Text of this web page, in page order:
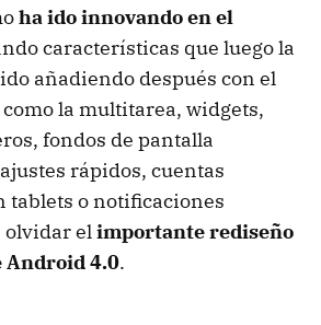
ha ido innovando en el
características que luego la
añadiendo después con el
la multitarea, widgets,
fondos de pantalla
rápidos, cuentas
tablets o notificaciones
olvidar elimportante rediseño
Android 4.0.